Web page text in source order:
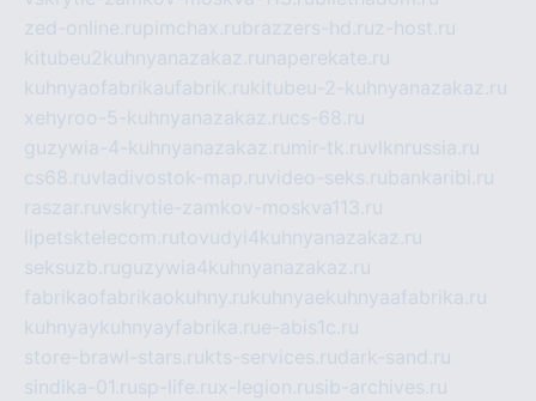
zed-online.rupimchax.rubrazzers-hd.ruz-host.ru
kitubeu2kuhnyanazakaz.ru naperekate.ru
kuhnyaofabrikaufabrik.rukitubeu-2-kuhnyanazakaz.ru
xehyroo-5-kuhnyanazakaz.rucs-68.ru
guzywia-4-kuhnyanazakaz.ru mir-tk.ruvlknrussia.ru
cs68.ruvladivostok-map.ruvideo-seks.rubankaribi.ru
raszar.ruvskrytie-zamkov-moskva113.ru
lipetsktelecom.rutovudyi4kuhnyanazakaz.ru
seksuzb.ruguzywia4kuhnyanazakaz.ru
fabrikaofabrikaokuhny.rukuhnyaekuhnyaafabrika.ru
kuhnyaykuhnyayfabrika.rue-abis1c.ru
store-brawl-stars.rukts-services.rudark-sand.ru
sindika-01.rusp-life.rux-legion.rusib-archives.ru